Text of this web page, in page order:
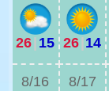
26| 15 26|14
8/16 8/17